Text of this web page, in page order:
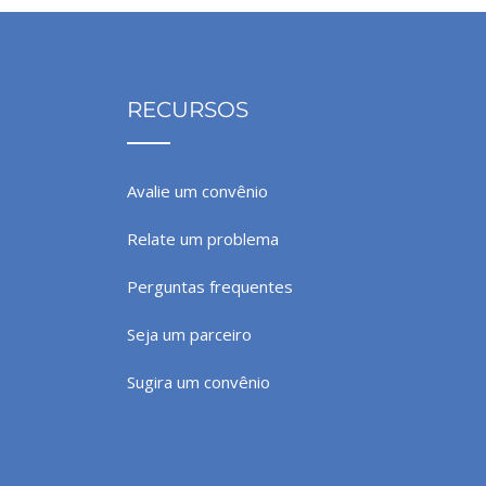
RECURSOS
Avalie um convênio
Relate um problema
Perguntas frequentes
Seja um parceiro
Sugira um convênio